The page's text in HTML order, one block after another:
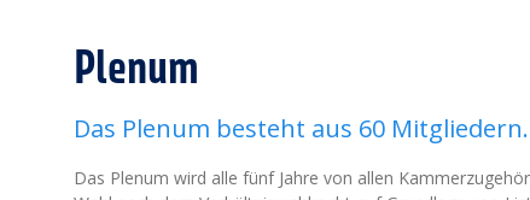
Plenum
Das Plenum besteht aus 60 Mitgliedern.
Das Plenum wird alle fünf Jahre von allen